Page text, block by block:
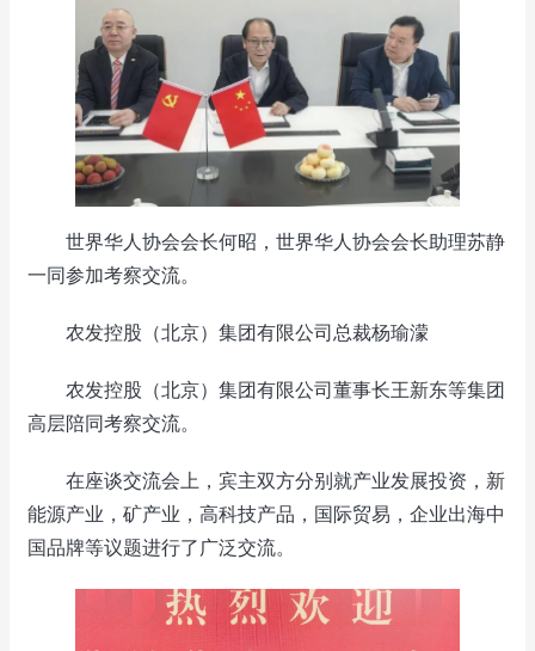
世界华人协会会长何昭，世界华人协会会长助理苏静
一同参加考察交流。
农发控股（北京）集团有限公司总裁杨瑜濛
农发控股（北京）集团有限公司董事长王新东等集团
高层陪同考察交流。
在座谈交流会上，宾主双方分别就产业发展投资，新
能源产业，矿产业，高科技产品，国际贸易，企业出海中
国品牌等议题进行了广泛交流。